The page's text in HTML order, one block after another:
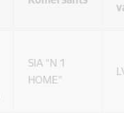
SIA “N 1
HOME”